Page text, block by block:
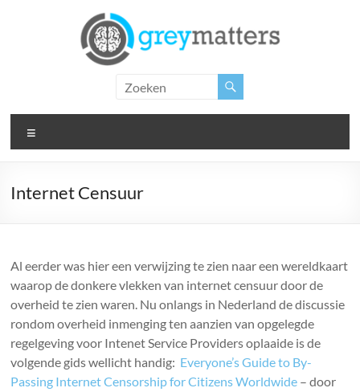
Matters
Insight.
Inspiration.
Internet Censuur
Al eerder was hier een verwijzing te zien naar een wereldkaart
waarop de donkere vlekken van internet censuur door de
overheid te zien waren. Nu onlangs in Nederland de discussie
rondom overheid inmenging ten aanzien van opgelegde
regelgeving voor Intenet Service Providers oplaaide is de
volgende gids wellicht handig: Everyone’s Guide to By-
Passing Internet Censorship for Citizens Worldwide – door